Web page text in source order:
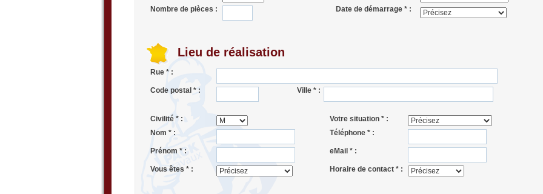
Nombre de pièces :
Date de démarrage * :
Lieu de réalisation
Rue * :
Code postal * : Ville * :
Civilité * :
Votre situation * :
Nom * :
Téléphone * :
Prénom * : eMail * :
Vous êtes * : Horaire de contact * :